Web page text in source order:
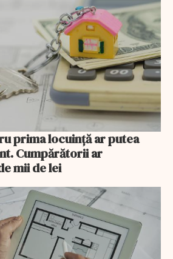
prima locuință ar putea
Cumpărătorii ar
mii de lei